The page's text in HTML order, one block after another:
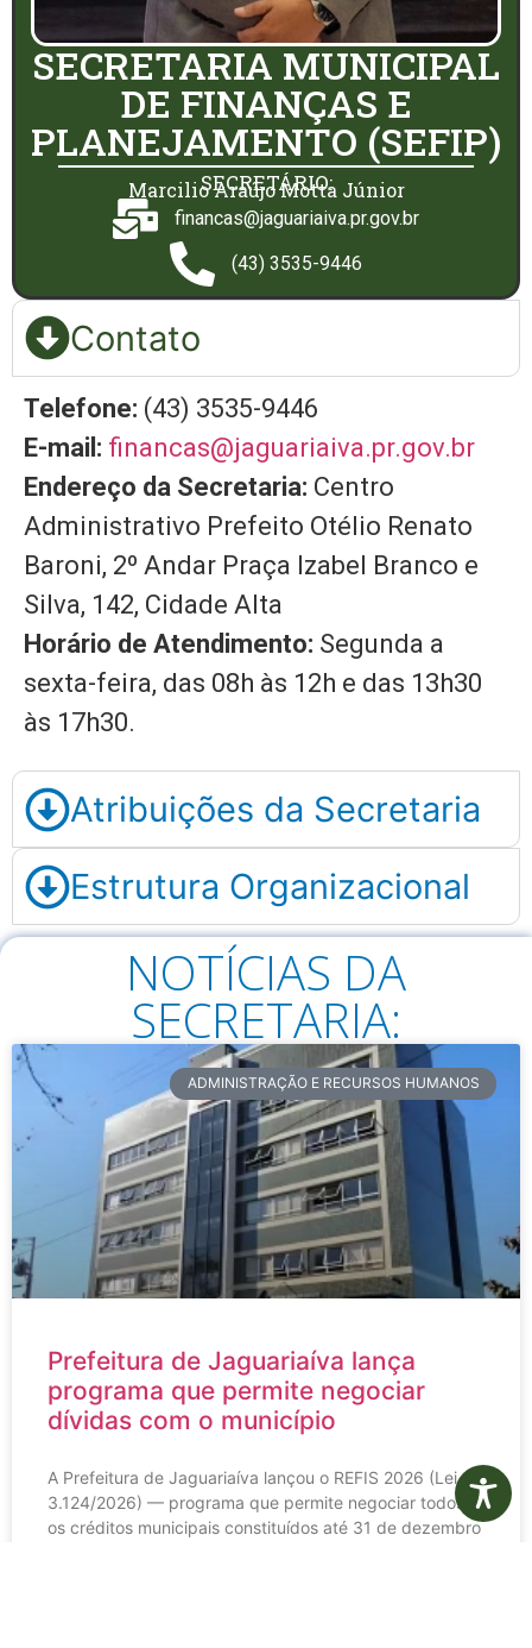
Contato
Telefone: (43) 3535-9446
E-mail: financas@jaguariaiva.pr.gov.br
Endereço da Secretaria: Centro
Administrativo Prefeito Otélio Renato
Baroni, 2º Andar Praça Izabel Branco e
Silva, 142, Cidade Alta
Horário de Atendimento: Segunda a
sexta-feira, das 08h às 12h e das 13h30
às 17h30.
Atribuições da Secretaria
Estrutura Organizacional
SECRETARIA MUNICIPAL
DE FINANÇAS E
PLANEJAMENTO (SEFIP)
SECRETÁRIO:
Marcilio Araújo Motta Júnior
financas@jaguariaiva.pr.gov.br
(43) 3535-9446
NOTÍCIAS DA
SECRETARIA:
ADMINISTRAÇÃO E RECURSOS HUMANOS
Prefeitura de Jaguariaíva lança
programa que permite negociar
dívidas com o município
A Prefeitura de Jaguariaíva lançou o REFIS 2026 (Lei
3.124/2026) — programa que permite negociar todos
os créditos municipais constituídos até 31 de dezembro